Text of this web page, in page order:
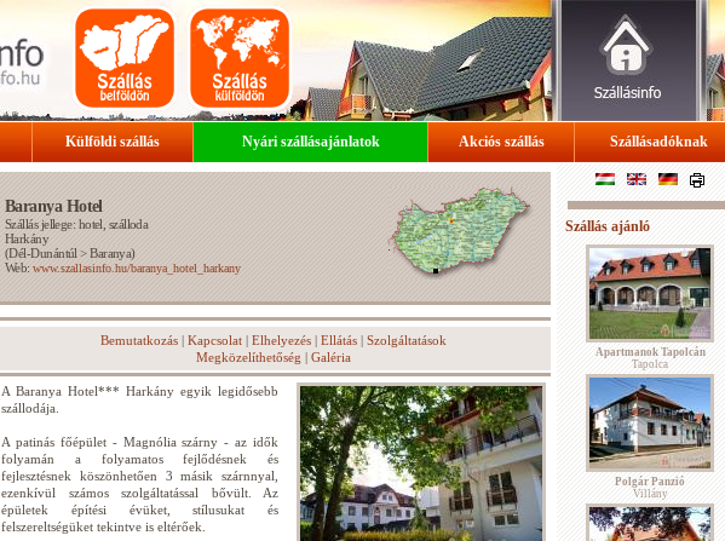
Külföldi szállás Nyári szállásajánlatok Akciós szállás Szállásadóknak
Baranya Hotel
Szállás jellege: hotel, szálloda
Harkány
(Dél-Dunántúl >Baranya)
Web:www.szallasinfo.hu/baranya_hotel_harkany
Bemutatkozás | Kapcsolat | Elhelyezés | Ellátás | Szolgáltatások
Megközelíthetőség | Galéria
A Baranya Hotel*** Harkány egyik legidősebb
szállodája.
A patinás főépület - Magnólia szárny - az idők
folyamán a folyamatos fejlődésnek és
fejlesztésnek köszönhetően 3 másik szárnnyal,
ezenkívül számos szolgáltatással bővült. Az
épületek építési évüket, stílusukat és
felszereltségüket tekintve is eltérőek.
Szállás ajánló
Apartmanok Tapolcán
Tapolca
Polgár Panzió
Villány